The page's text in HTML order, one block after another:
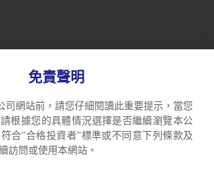
免責聲明
司網站前，請您仔細閱讀此重要提示，當您
根據您的具體情況選擇是否繼續瀏覽本公
合”合格投資者”標準或不同意下列條款及
訪問或使用本網站。